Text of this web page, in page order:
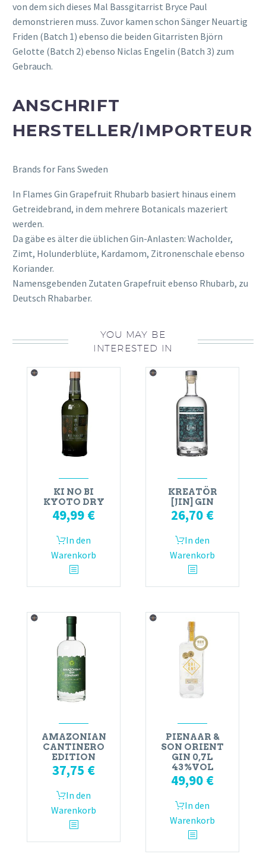
von dem sich dieses Mal Bassgitarrist Bryce Paul
demonstrieren muss. Zuvor kamen schon Sänger Neuartig
Friden (Batch 1) ebenso die beiden Gitarristen Björn
Gelotte (Batch 2) ebenso Niclas Engelin (Batch 3) zum
Gebrauch.
ANSCHRIFT
HERSTELLER/IMPORTEUR
Brands for Fans Sweden
In Flames Gin Grapefruit Rhubarb basiert hinaus einem
Getreidebrand, in dem mehrere Botanicals mazeriert
werden.
Da gäbe es älter die üblichen Gin-Anlasten: Wacholder,
Zimt, Holunderblüte, Kardamom, Zitronenschale ebenso
Koriander.
Namensgebenden Zutaten Grapefruit ebenso Rhubarb, zu
Deutsch Rhabarber.
YOU MAY BE
INTERESTED IN
KI NO BI
KYOTO DRY
49,99 €
In den
Warenkorb
KREATÖR
[JIN] GIN
26,70 €
In den
Warenkorb
AMAZONIAN
CANTINERO
EDITION
37,75 €
In den
Warenkorb
PIENAAR &
SON ORIENT
GIN 0,7L
43%VOL
49,90 €
In den
Warenkorb